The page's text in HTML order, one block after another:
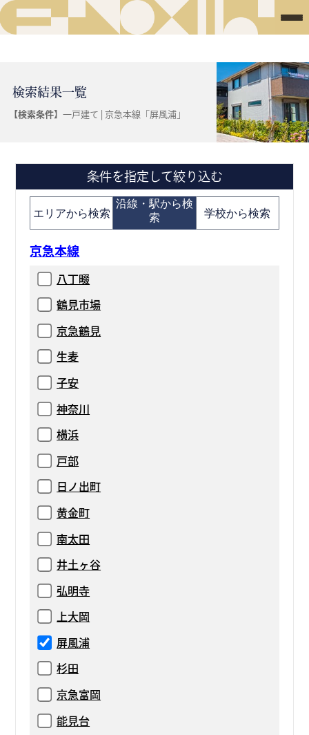
検索結果一覧
【検索条件】 一戸建て | 京急本線「屏風浦」
条件を指定して絞り込む
エリアから検索
沿線・駅から検
索
学校から検索
京急本線
八丁畷
鶴見市場
京急鶴見
生麦
子安
神奈川
横浜
戸部
日ノ出町
黄金町
南太田
井土ヶ谷
弘明寺
上大岡
屏風浦
杉田
京急富岡
能見台